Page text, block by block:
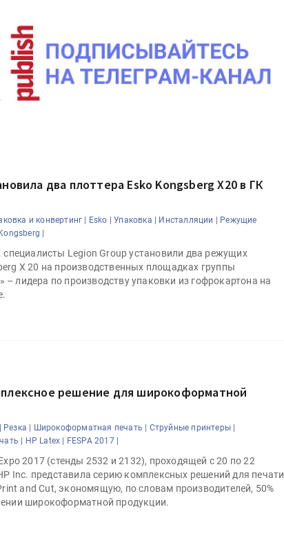
два плоттера Esko Kongsberg X20 в ГК
и конвертинг | Esko | Упаковка | Инсталляции |
Режущие
Kongsberg |
специалисты Legion Group установили два режущих
X 20 на производственных площадках группы
– лидера по производству упаковки из гофрокартона на
решение для широкоформатной
Резка | Широкоформатная печать |
Струйные принтеры |
|
HP Latex | FESPA 2017 |
2017 (стенды 2532 и 2132), проходящей с 20 по 22
Inc. представила серию комплексных решений для печати
and Cut, экономящую, по словам производителей, 50%
широкоформатной продукции.